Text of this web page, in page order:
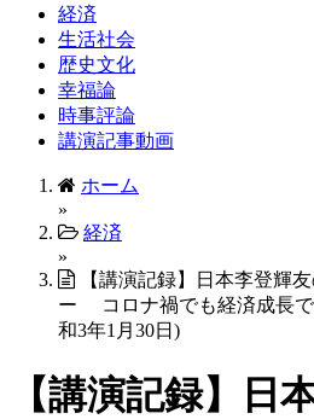
経済
生活社会
歴史文化
幸福論
時事評論
講演記事動画
ホーム
»
経済
»
【講演記録】日本李登輝
ー コロナ禍でも経済成長
和3年1月30日)
【講演記録】日